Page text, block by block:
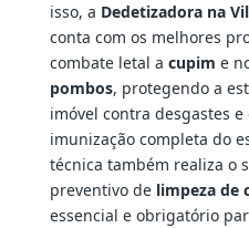
isso, a Dedetizadora na
conta com os melhores
combate letal a cupim e
pombos, protegendo a
imóvel contra desgastes e
imunização completa do
técnica também realiza o
preventivo de limpeza de
essencial e obrigatório